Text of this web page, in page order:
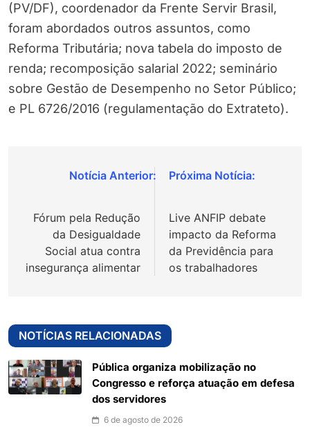
(PV/DF), coordenador da Frente Servir Brasil,
foram abordados outros assuntos, como
Reforma Tributária; nova tabela do imposto de
renda; recomposição salarial 2022; seminário
sobre Gestão de Desempenho no Setor Público;
e PL 6726/2016 (regulamentação do Extrateto).
Navegação
Post
Fórum pela Redução
da Desigualdade
Social atua contra
insegurança alimentar
Live ANFIP debate
impacto da Reforma
da Previdência para
os trabalhadores
NOTÍCIAS RELACIONADAS
Pública organiza mobilização no
Congresso e reforça atuação em defesa
dos servidores
6 de agosto de 2026